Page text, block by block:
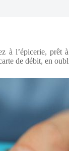
à l’épicerie, prêt
de débit, en